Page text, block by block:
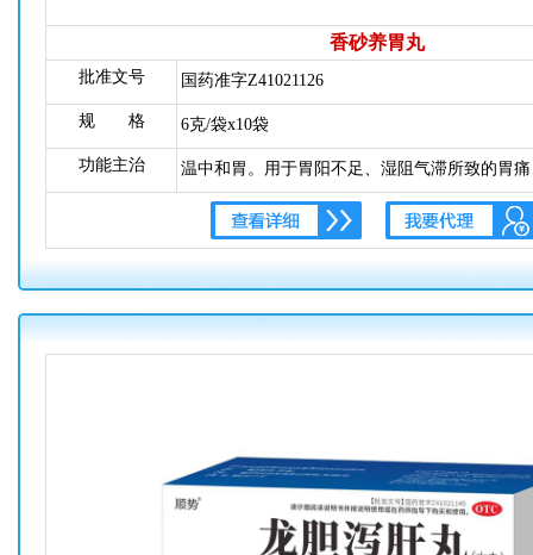
香砂养胃丸
批准文号 国药准字Z41021126
规 格 6克/袋x10袋
功能主治
温中和胃。用于胃阳不足、湿阻气滞所致的胃
隐、脘闷不舒、呕吐酸水、嘈杂不适、不思饮